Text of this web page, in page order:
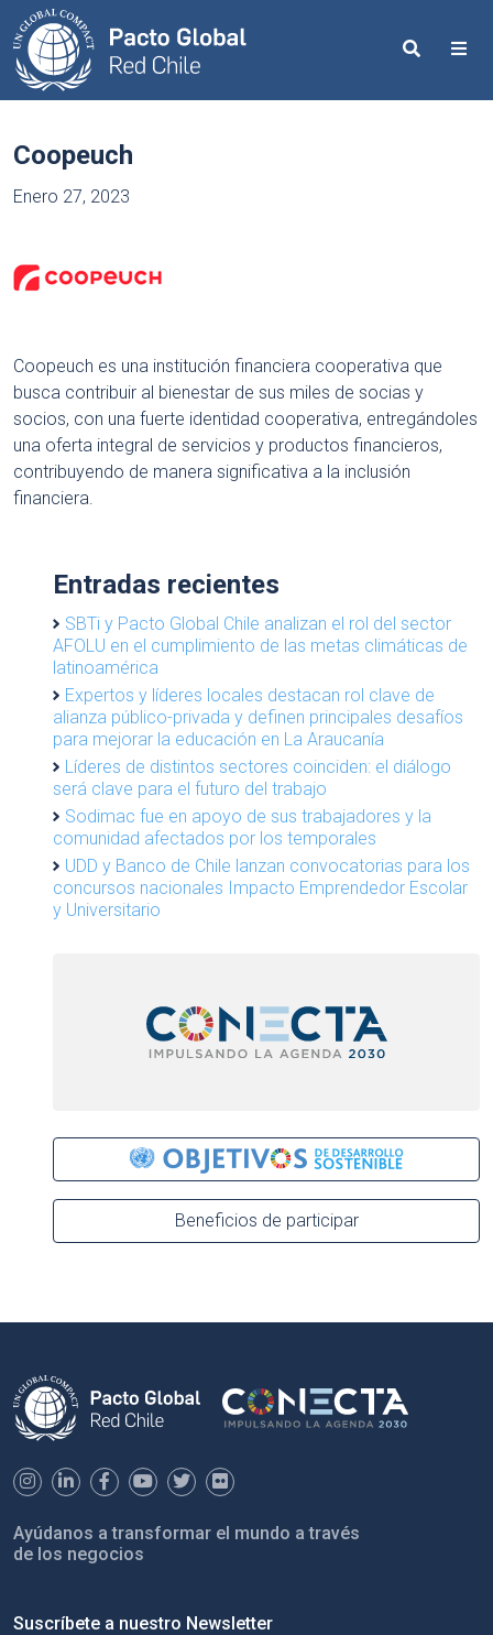
Search
Coopeuch
Enero 27, 2023
Coopeuch es una institución financiera cooperativa que
busca contribuir al bienestar de sus miles de socias y
socios, con una fuerte identidad cooperativa, entregándoles
una oferta integral de servicios y productos financieros,
contribuyendo de manera significativa a la inclusión
financiera.
Entradas recientes
SBTi y Pacto Global Chile analizan el rol del sector
AFOLU en el cumplimiento de las metas climáticas de
latinoamérica
Expertos y líderes locales destacan rol clave de
alianza público-privada y definen principales desafíos
para mejorar la educación en La Araucanía
Líderes de distintos sectores coinciden: el diálogo
será clave para el futuro del trabajo
Sodimac fue en apoyo de sus trabajadores y la
comunidad afectados por los temporales
UDD y Banco de Chile lanzan convocatorias para los
concursos nacionales Impacto Emprendedor Escolar
y Universitario
Beneficios de participar
Ayúdanos a transformar el mundo a través
de los negocios
Suscríbete a nuestro Newsletter